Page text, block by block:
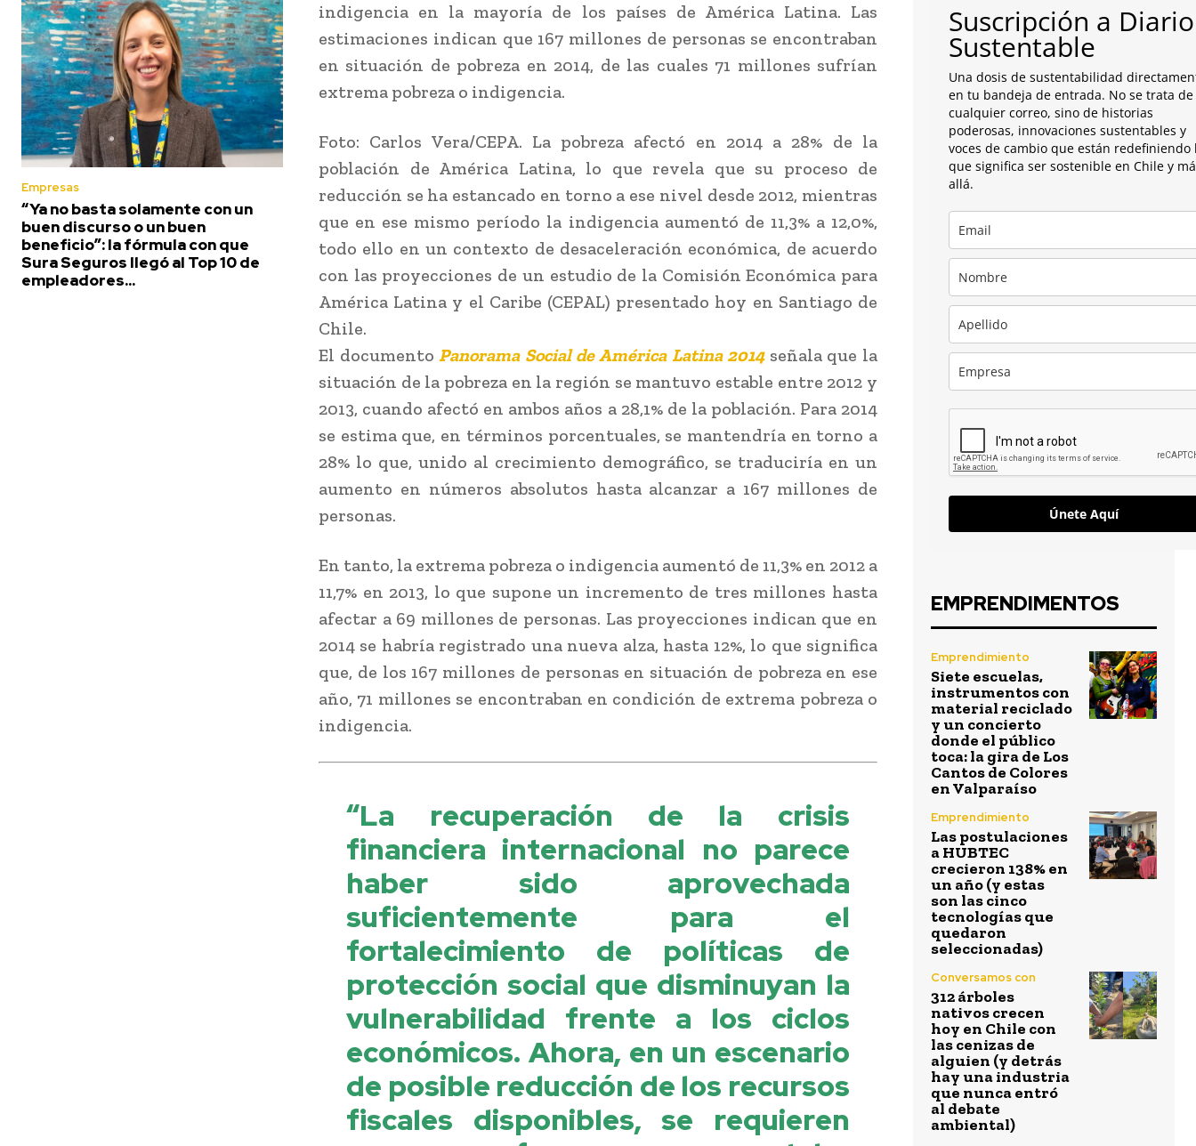
Empresas
“Ya no basta solamente con un
buen discurso o un buen
beneficio”: la fórmula con que
Sura Seguros llegó al Top 10 de
empleadores...
indigencia en la mayoría de los países de América Latina. Las
estimaciones indican que 167 millones de personas se encontraban
en situación de pobreza en 2014, de las cuales 71 millones sufrían
extrema pobreza o indigencia.
Foto: Carlos Vera/CEPA. La pobreza afectó en 2014 a 28% de la
población de América Latina, lo que revela que su proceso de
reducción se ha estancado en torno a ese nivel desde 2012, mientras
que en ese mismo período la indigencia aumentó de 11,3% a 12,0%,
todo ello en un contexto de desaceleración económica, de acuerdo
con las proyecciones de un estudio de la Comisión Económica para
América Latina y el Caribe (CEPAL) presentado hoy en Santiago de
Chile.
El documentoPanorama Social de América Latina 2014señala que la
situación de la pobreza en la región se mantuvo estable entre 2012 y
2013, cuando afectó en ambos años a 28,1% de la población. Para 2014
se estima que, en términos porcentuales, se mantendría en torno a
28% lo que, unido al crecimiento demográfico, se traduciría en un
aumento en números absolutos hasta alcanzar a 167 millones de
personas.
En tanto, la extrema pobreza o indigencia aumentó de 11,3% en 2012 a
11,7% en 2013, lo que supone un incremento de tres millones hasta
afectar a 69 millones de personas. Las proyecciones indican que en
2014 se habría registrado una nueva alza, hasta 12%, lo que significa
que, de los 167 millones de personas en situación de pobreza en ese
año, 71 millones se encontraban en condición de extrema pobreza o
indigencia.
“La recuperación de la crisis
financiera internacional no parece
haber sido aprovechada
suficientemente para el
fortalecimiento de políticas de
protección social que disminuyan la
vulnerabilidad frente a los ciclos
económicos. Ahora, en un escenario
de posible reducción de los recursos
fiscales disponibles, se requieren
Suscripción a Diario
Sustentable
Una dosis de sustentabilidad
en tu bandeja de entrada. No se trata de
cualquier correo, sino de historias
poderosas, innovaciones sustentables y
voces de cambio que están redefiniendo
que significa ser sostenible en Chile y
allá.
Únete Aquí
EMPRENDIMENTOS
Emprendimiento
Siete escuelas,
instrumentos con
material reciclado
y un concierto
donde el público
toca: la gira de Los
Cantos de Colores
en Valparaíso
Emprendimiento
Las postulaciones
a HUBTEC
crecieron 138% en
un año (y estas
son las cinco
tecnologías que
quedaron
seleccionadas)
Conversamos con
312 árboles
nativos crecen
hoy en Chile con
las cenizas de
alguien (y detrás
hay una industria
que nunca entró
al debate
ambiental)